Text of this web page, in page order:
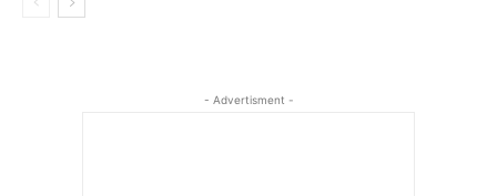
- Advertisment -